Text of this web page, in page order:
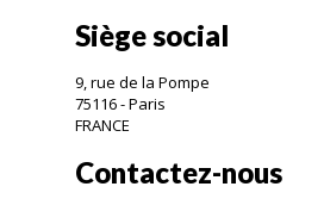
Siège social
9, rue de la Pompe
75116 - Paris
FRANCE
Contactez-nous